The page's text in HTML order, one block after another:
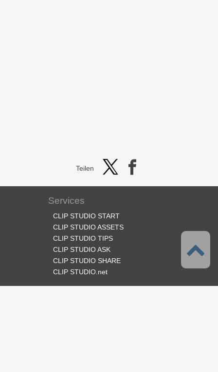
Teilen
Services
CLIP STUDIO START
CLIP STUDIO ASSETS
CLIP STUDIO TIPS
CLIP STUDIO ASK
CLIP STUDIO SHARE
CLIP STUDIO.net